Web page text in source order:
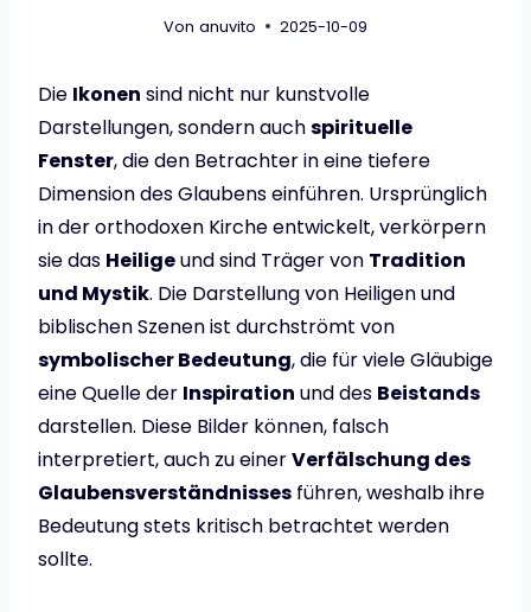
Von anuvito 2025-10-09
Die Ikonen sind nicht nur kunstvolle
Darstellungen, sondern auchspirituelle
Fenster, die den Betrachter in eine tiefere
Dimension des Glaubens einführen. Ursprünglich
in der orthodoxen Kirche entwickelt, verkörpern
sie das Heiligeund sind Träger von Tradition
und Mystik. Die Darstellung von Heiligen und
biblischen Szenen ist durchströmt von
symbolischer Bedeutung, die für viele Gläubige
eine Quelle der Inspiration und des Beistands
darstellen. Diese Bilder können, falsch
interpretiert, auch zu einerVerfälschung des
Glaubensverständnisses führen, weshalb ihre
Bedeutung stets kritisch betrachtet werden
sollte.